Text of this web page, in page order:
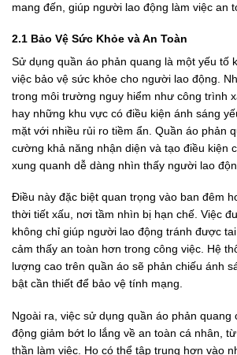
mang đến, giúp người lao động làm việc an
2.1 Bảo Vệ Sức Khỏe và An Toàn
Sử dụng quần áo phản quang là một yếu tố
việc bảo vệ sức khỏe cho người lao động.
trong môi trường nguy hiểm như công trình
hay những khu vực có điều kiện ánh sáng
mặt với nhiều rủi ro tiềm ẩn. Quần áo phản
cường khả năng nhận diện và tạo điều kiện
xung quanh dễ dàng nhìn thấy người lao
Điều này đặc biệt quan trọng vào ban đêm
thời tiết xấu, nơi tầm nhìn bị hạn chế. Việc
không chỉ giúp người lao động tránh được
cảm thấy an toàn hơn trong công việc. Hệ
lượng cao trên quần áo sẽ phản chiếu ánh
bật cần thiết để bảo vệ tính mạng.
Ngoài ra, việc sử dụng quần áo phản quang
động giảm bớt lo lắng về an toàn cá nhân,
thần làm việc. Họ có thể tập trung hơn vào